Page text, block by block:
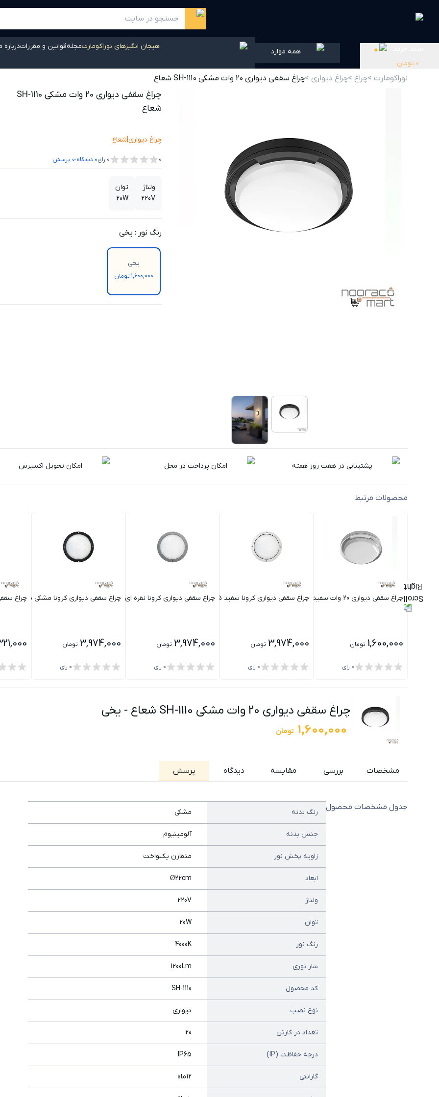
همه موارد
0 تومان
0 هیجان انگیزهای نوراکومارتمجلهقوانین و مقرراتدرباره
نوراکومارت >چراغ >چراغ دیواری >چراغ سقفی دیواری 20 وات مشکی SH-1110 شعاع
چراغ سقفی دیواری 20 وات مشکی SH-1110
شعاع
چراغ دیواری|شعاع
0
0 رای0 دیدگاه،0 پرسش
ولتاژ
220V
توان
20W
رنگ نور : یخی
یخی
1,600,000 تومان
پشتیبانی در هفت روز هفته امکان پرداخت در محل امکان تحویل اکسپرس
محصولات مرتبط
چراغ سقفی دیواری 20 وات سفید SH-1110 شعاع
1,600,000 تومان
0 رای
چراغ سقفی دیواری کرونا سفید 15 وات مازی نور
3,974,000 تومان
0 رای
چراغ سقفی دیواری کرونا نقره ای 15 وات مازی نور
3,974,000 تومان
0 رای
چراغ سقفی دیواری کرونا مشکی 15 وات مازی نور
3,974,000 تومان
0 رای
چراغ سقفی
چراغ سقفی دیواری 20 وات مشکی SH-1110 شعاع - یخی
1,600,000 تومان
مشخصات بررسی مقایسه دیدگاه پرسش
جدول مشخصات محصول
رنگ بدنه مشکی
جنس بدنه آلومینیوم
زاویه پخش نور متقارن يكنواخت
ابعاد Ø22cm
ولتاژ 220V
توان 20W
رنگ نور 4000K
شار نوری 1200Lm
کد محصول SH-1110
نوع نصب ديواری
تعداد در کارتن 20
درجه حفاظت (IP) IP65
گارانتی 12ماه